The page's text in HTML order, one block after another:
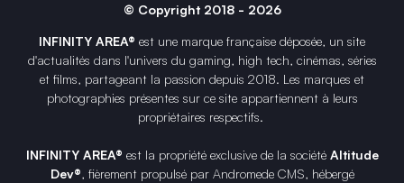
© Copyright 2018 - 2026
INFINITY AREA® est une marque française déposée, un site
d'actualités dans l'univers du gaming, high tech, cinémas, séries
et films, partageant la passion depuis 2018. Les marques et
photographies présentes sur ce site appartiennent à leurs
propriétaires respectifs.
INFINITY AREA® est la propriété exclusive de la société Altitude
Dev®, fièrement propulsé par Andromede CMS, hébergé